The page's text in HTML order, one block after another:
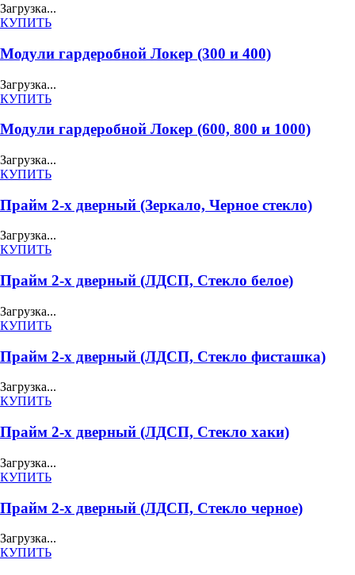
Загрузка...
КУПИТЬ
Модули гардеробной Локер (300 и 400)
Загрузка...
КУПИТЬ
Модули гардеробной Локер (600, 800 и 1000)
Загрузка...
КУПИТЬ
Прайм 2-х дверный (Зеркало, Черное стекло)
Загрузка...
КУПИТЬ
Прайм 2-х дверный (ЛДСП, Стекло белое)
Загрузка...
КУПИТЬ
Прайм 2-х дверный (ЛДСП, Стекло фисташка)
Загрузка...
КУПИТЬ
Прайм 2-х дверный (ЛДСП, Стекло хаки)
Загрузка...
КУПИТЬ
Прайм 2-х дверный (ЛДСП, Стекло черное)
Загрузка...
КУПИТЬ